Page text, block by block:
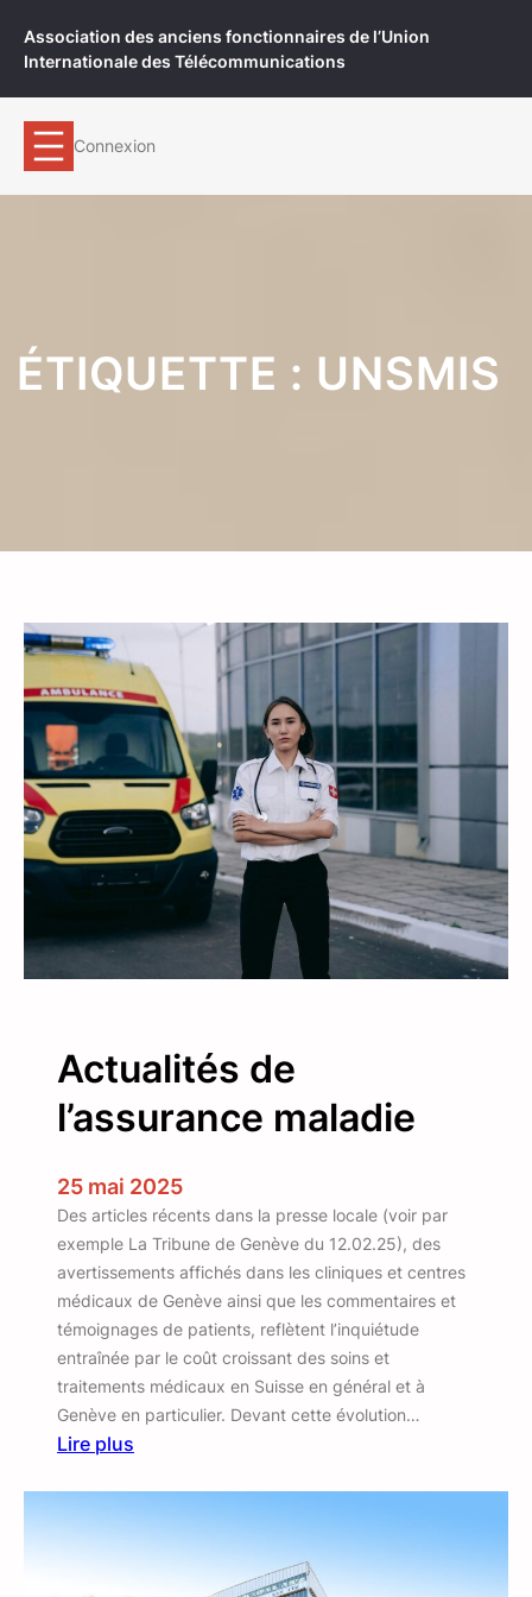
contenu
Association des anciens fonctionnaires de l’Union
Internationale des Télécommunications
Connexion
ÉTIQUETTE : UNSMIS
Actualités de
l’assurance maladie
25 mai 2025
Des articles récents dans la presse locale (voir par
exemple La Tribune de Genève du 12.02.25), des
avertissements affichés dans les cliniques et centres
médicaux de Genève ainsi que les commentaires et
témoignages de patients, reflètent l’inquiétude
entraînée par le coût croissant des soins et
traitements médicaux en Suisse en général et à
Genève en particulier. Devant cette évolution…
Lire plus